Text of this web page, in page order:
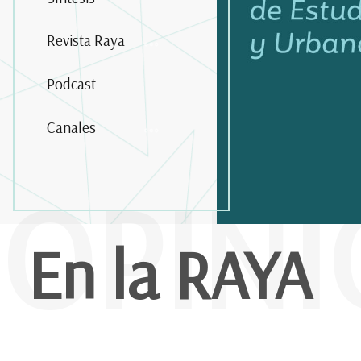
Revista Raya
Podcast
Canales
En la RAYA